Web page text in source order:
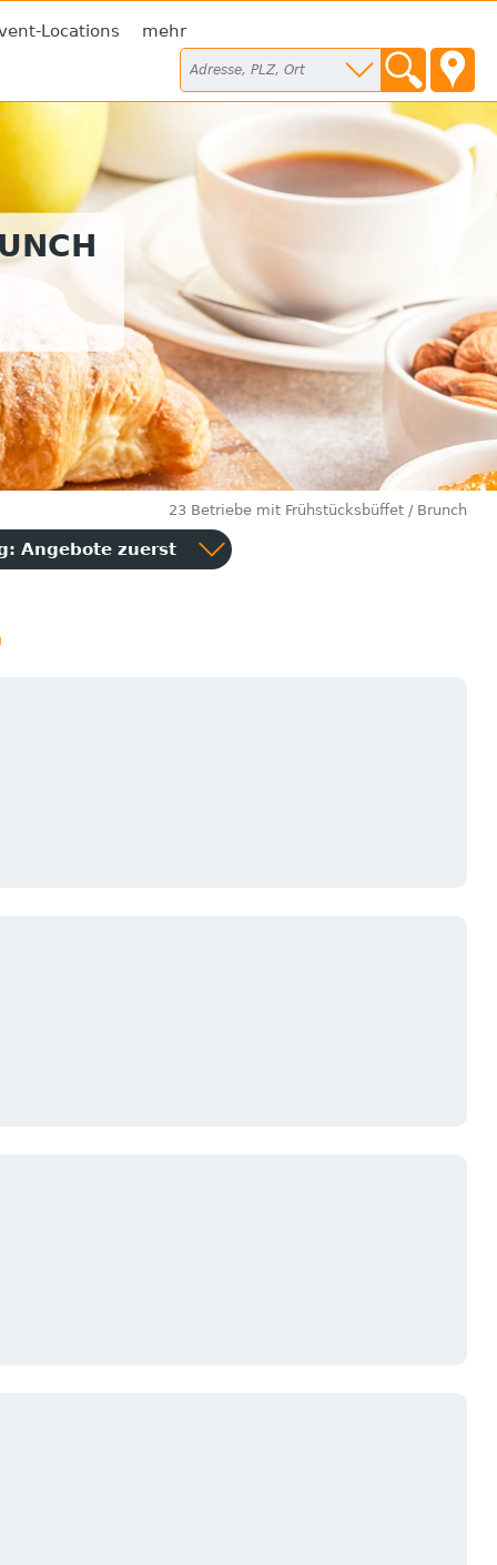
Locations mehr
23 Betriebe mit Frühstücksbüffet / Brunch
Angebote zuerst